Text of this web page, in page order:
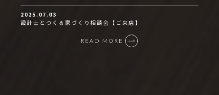
2025.07.03
設計士とつくる家づくり相談会【ご来店】
READ MORE